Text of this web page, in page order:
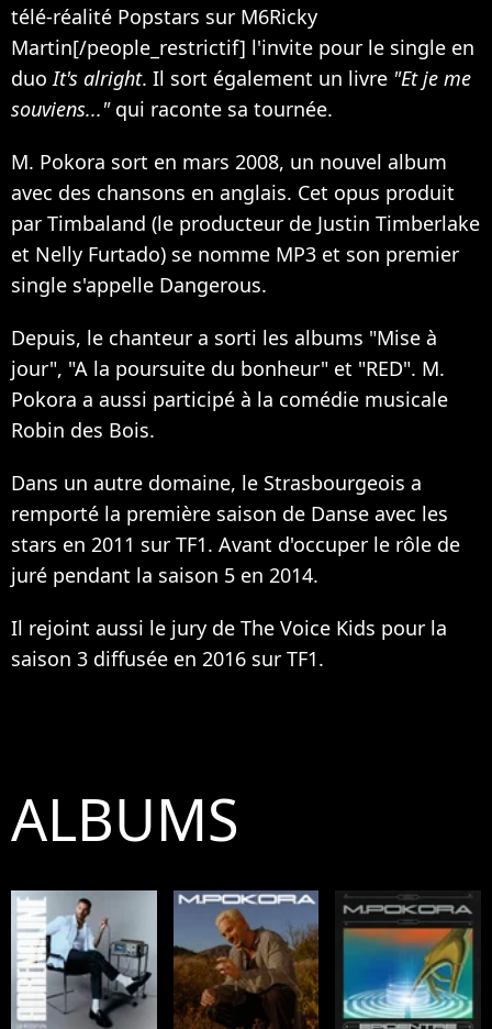
télé-réalité Popstars sur M6Ricky
Martin[/people_restrictif] l'invite pour le single en
duo It's alright. Il sort également un livre "Et je me
souviens..."qui raconte sa tournée.
M. Pokora sort en mars 2008, un nouvel album
avec des chansons en anglais. Cet opus produit
par Timbaland (le producteur de Justin Timberlake
et Nelly Furtado) se nomme MP3 et son premier
single s'appelle Dangerous.
Depuis, le chanteur a sorti les albums "Mise à
jour", "A la poursuite du bonheur" et "RED". M.
Pokora a aussi participé à la comédie musicale
Robin des Bois.
Dans un autre domaine, le Strasbourgeois a
remporté la première saison de Danse avec les
stars en 2011 sur TF1. Avant d'occuper le rôle de
juré pendant la saison 5 en 2014.
Il rejoint aussi le jury de The Voice Kids pour la
saison 3 diffusée en 2016 sur TF1.
ALBUMS